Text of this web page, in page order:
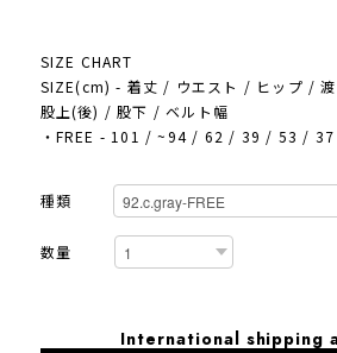
SIZE CHART
SIZE(cm) - 着丈 / ウエスト / ヒップ /
股上(後) / 股下 / ベルト幅
・FREE - 101 / ~94 / 62 / 39 / 53 /
種類
数量
International shipping